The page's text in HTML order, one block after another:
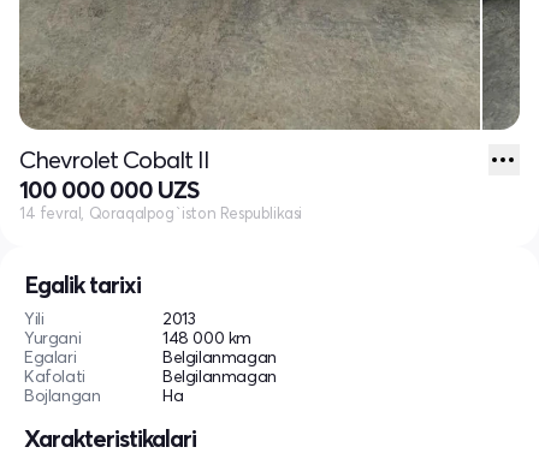
Egalik tarixi
Yili
2013
Yurgani
148 000 km
Egalari
Belgilanmagan
Kafolati
Belgilanmagan
Bojlangan
Ha
Xarakteristikalari
Chevrolet Cobalt II
100 000 000 UZS
14 fevral, Qoraqalpog`iston Respublikasi